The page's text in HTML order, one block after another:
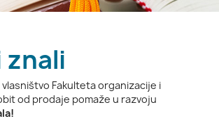
znali
Fakulteta organizacije i
od prodaje pomaže u razvoju